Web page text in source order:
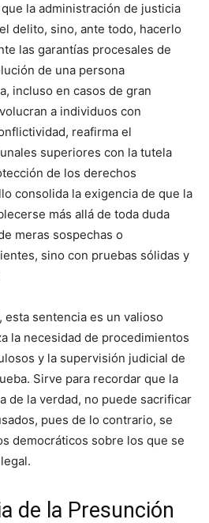
la administración de justicia
delito, sino, ante todo, hacerlo
las garantías procesales de
de una persona
incluso en casos de gran
a individuos con
reafirma el
superiores con la tutela
de los derechos
consolida la exigencia de que la
más allá de toda duda
meras sospechas o
sino con pruebas sólidas y
esta sentencia es un valioso
la necesidad de procedimientos
y la supervisión judicial de
Sirve para recordar que la
de la verdad, no puede sacrificar
pues de lo contrario, se
democráticos sobre los que se
de la Presunción